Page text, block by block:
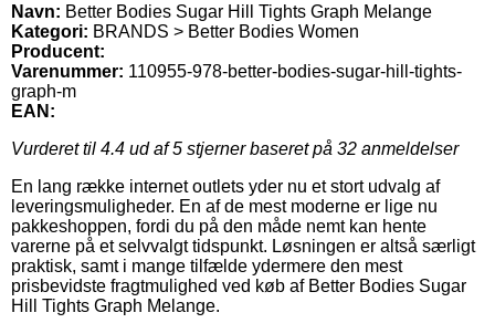
Navn: Better Bodies Sugar Hill Tights Graph Melange
Kategori: BRANDS > Better Bodies Women
Producent:
Varenummer: 110955-978-better-bodies-sugar-hill-tights-
graph-m
EAN:
Vurderet til 4.4 ud af 5 stjerner baseret på 32 anmeldelser
En lang række internet outlets yder nu et stort udvalg af
leveringsmuligheder. En af de mest moderne er lige nu
pakkeshoppen, fordi du på den måde nemt kan hente
varerne på et selvvalgt tidspunkt. Løsningen er altså særligt
praktisk, samt i mange tilfælde ydermere den mest
prisbevidste fragtmulighed ved køb af Better Bodies Sugar
Hill Tights Graph Melange.